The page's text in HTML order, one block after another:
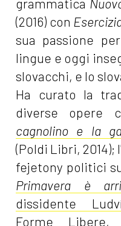
grammatica
(2016) con
sua passione
lingue e oggi
slovacchi, e lo
Ha curato la
diverse opere
cagnolino e la
(Poldi Libri,
fejetony politici
Primavera è
dissidente
Forme Libere,